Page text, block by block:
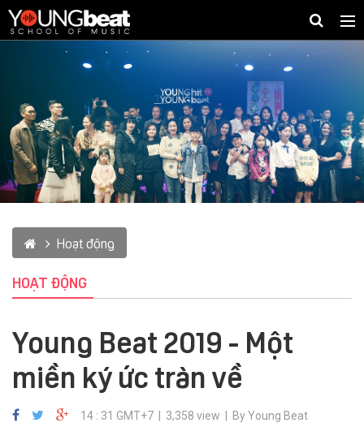
Hoạt động
HOẠT ĐỘNG
Young Beat 2019 - Một
miền ký ức tràn về
14 : 31 GMT+7 | 3,358 view | By Young Beat